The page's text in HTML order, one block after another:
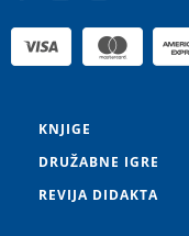
KNJIGE
DRUŽABNE IGRE
REVIJA DIDAKTA